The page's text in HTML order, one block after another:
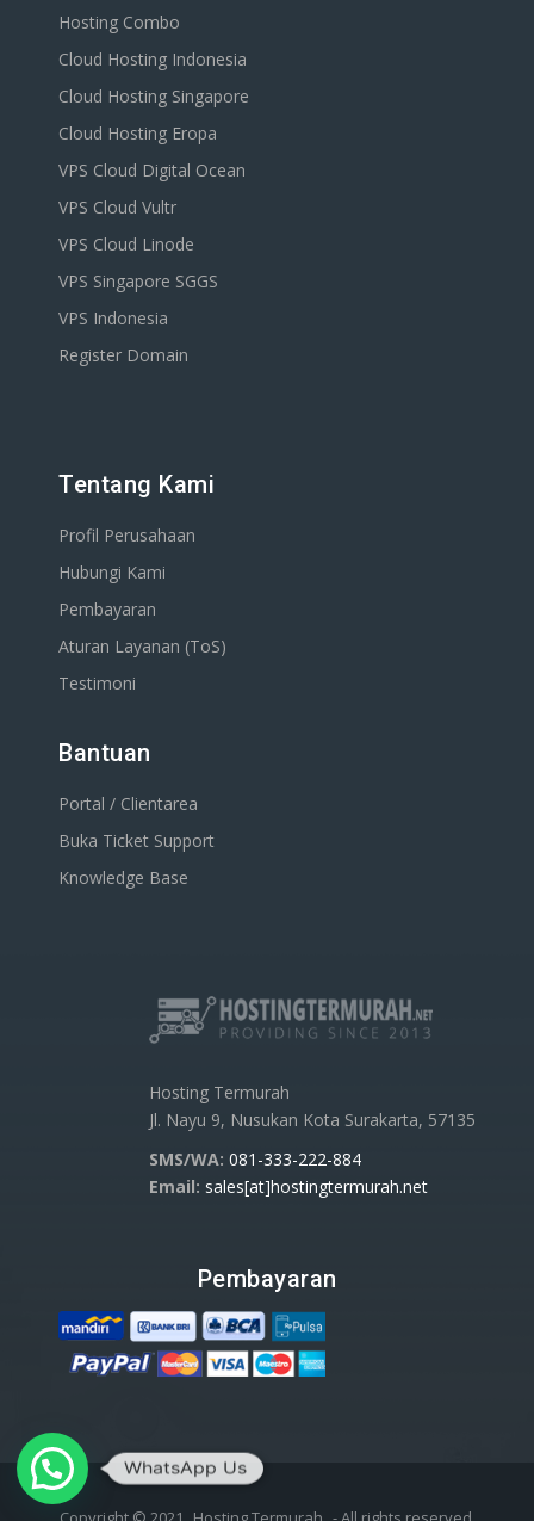
Hosting Combo
Cloud Hosting Indonesia
Cloud Hosting Singapore
Cloud Hosting Eropa
VPS Cloud Digital Ocean
VPS Cloud Vultr
VPS Cloud Linode
VPS Singapore SGGS
VPS Indonesia
Register Domain
Tentang Kami
Profil Perusahaan
Hubungi Kami
Pembayaran
Aturan Layanan (ToS)
Testimoni
Bantuan
Portal / Clientarea
Buka Ticket Support
Knowledge Base
Hosting Termurah
Jl. Nayu 9, Nusukan Kota Surakarta, 57135
SMS/WA: 081-333-222-884
Email: sales[at]hostingtermurah.net
Pembayaran
WhatsApp Us